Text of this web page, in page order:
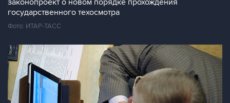
законопроект о новом порядке прохождения
государственного техосмотра
Фото: ИТАР-ТАСС